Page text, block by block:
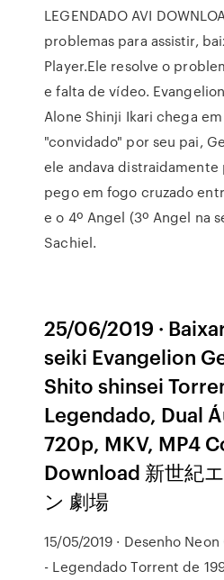
LEGENDADO AVI
problemas para assistir,
Player.Ele resolve o
e falta de vídeo.
Alone Shinji Ikari chega em
"convidado" por seu pai,
ele andava
pego em fogo cruzado
e o 4º Angel (3º Angel na
Sachiel.
25/06/2019 ·
seiki Evangelion
Shito shinsei
Legendado, Dual
720p, MKV, MP4
Download 新世紀
ン 劇場
15/05/2019 · Desenho
- Legendado Torrent de